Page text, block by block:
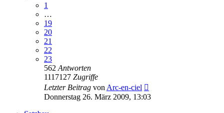
1
…
19
20
21
22
23
562 Antworten
1117127 Zugriffe
Letzter Beitrag von Arc-en-ciel
Donnerstag 26. März 2009, 13:03